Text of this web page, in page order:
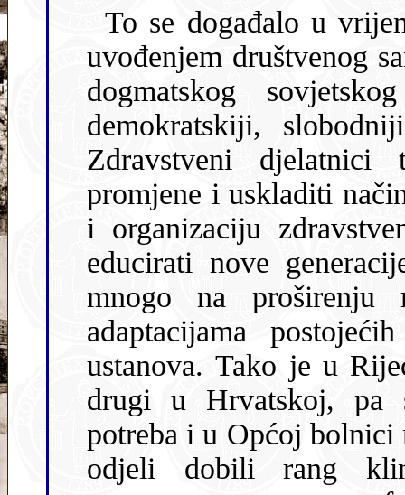
To se događalo u vrijeme kada se u
uvođenjem društvenog
dogmatskog
demokratskiji,
Zdravstveni djelatnici toga doba nastojali su prihvatiti
promjene i uskladiti način svoga rada,
i organizaciju zdravstvene
educirati nove
mnogo na proširenju medicinskih obrazovnih kapaciteta
adaptacijama postojećih i izgradnjom novih
ustanova. Tako je u Rijeci
drugi u Hrvatskoj, pa
potreba i u Općoj bolnici na Sušaku iste 1962. godine svi njeni
odjeli dobili rang klinike Medicinskog fakulteta. Kao